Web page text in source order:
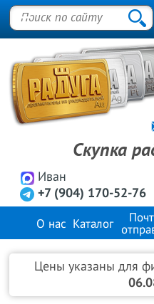
Иван
+7 (904) 170-52-76
Скупка
О нас Каталог
Продажа
Цены указаны для